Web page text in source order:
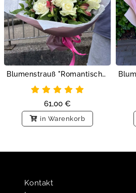
Blumenstrauß "Romantischer Garten"
61,00 €
in Warenkorb
Kontakt